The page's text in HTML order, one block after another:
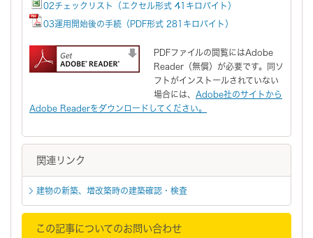
02チェックリスト（エクセル形式 41キロバイト）
03運用開始後の手続（PDF形式 281キロバイト）
PDFファイルの閲覧にはAdobe
Reader（無償）が必要です。同ソ
フトがインストールされていない
場合には、 Adobe社のサイトから
Adobe Readerをダウンロードしてください。
関連リンク
建物の新築、増改築時の建築確認・検査
この記事についてのお問い合わせ